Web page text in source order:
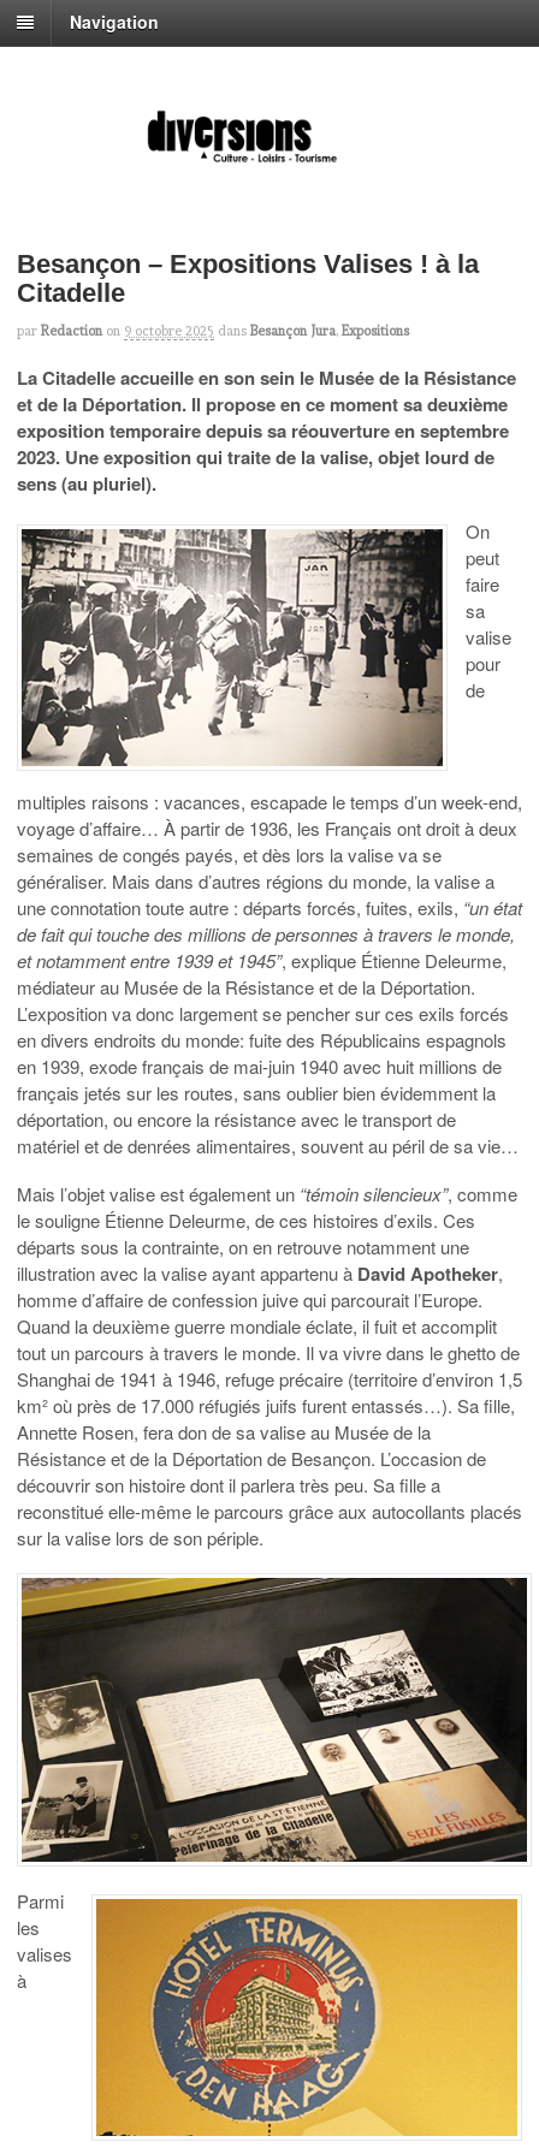
Navigation
Besançon – Expositions Valises ! à la
Citadelle
par Redaction on 9 octobre 2025 dans Besançon Jura, Expositions
La Citadelle accueille en son sein le Musée de la Résistance
et de la Déportation. Il propose en ce moment sa deuxième
exposition temporaire depuis sa réouverture en septembre
2023. Une exposition qui traite de la valise, objet lourd de
sens (au pluriel).
On
peut
faire
sa
valise
pour
de
multiples raisons : vacances, escapade le temps d’un week-end,
voyage d’affaire… À partir de 1936, les Français ont droit à deux
semaines de congés payés, et dès lors la valise va se
généraliser. Mais dans d’autres régions du monde, la valise a
une connotation toute autre : départs forcés, fuites, exils, “un état
de fait qui touche des millions de personnes à travers le monde,
et notamment entre 1939 et 1945”, explique Étienne Deleurme,
médiateur au Musée de la Résistance et de la Déportation.
L’exposition va donc largement se pencher sur ces exils forcés
en divers endroits du monde: fuite des Républicains espagnols
en 1939, exode français de mai-juin 1940 avec huit millions de
français jetés sur les routes, sans oublier bien évidemment la
déportation, ou encore la résistance avec le transport de
matériel et de denrées alimentaires, souvent au péril de sa vie…
Mais l’objet valise est également un “témoin silencieux”, comme
le souligne Étienne Deleurme, de ces histoires d’exils. Ces
départs sous la contrainte, on en retrouve notamment une
illustration avec la valise ayant appartenu à David Apotheker,
homme d’affaire de confession juive qui parcourait l’Europe.
Quand la deuxième guerre mondiale éclate, il fuit et accomplit
tout un parcours à travers le monde. Il va vivre dans le ghetto de
Shanghai de 1941 à 1946, refuge précaire (territoire d’environ 1,5
km² où près de 17.000 réfugiés juifs furent entassés…). Sa fille,
Annette Rosen, fera don de sa valise au Musée de la
Résistance et de la Déportation de Besançon. L’occasion de
découvrir son histoire dont il parlera très peu. Sa fille a
reconstitué elle-même le parcours grâce aux autocollants placés
sur la valise lors de son périple.
Parmi
les
valises
à